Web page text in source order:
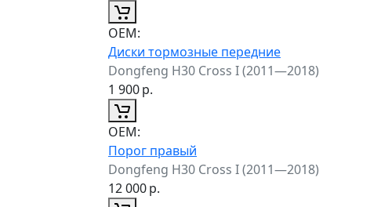
ОЕМ:
Диски тормозные передние
Dongfeng H30 Cross I (2011—2018)
1 900р.
ОЕМ:
Порог правый
Dongfeng H30 Cross I (2011—2018)
12 000р.